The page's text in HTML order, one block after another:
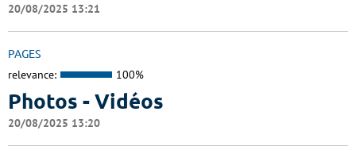
20/08/2025 13:21
PAGES
relevance: 100%
Photos - Vidéos
20/08/2025 13:20